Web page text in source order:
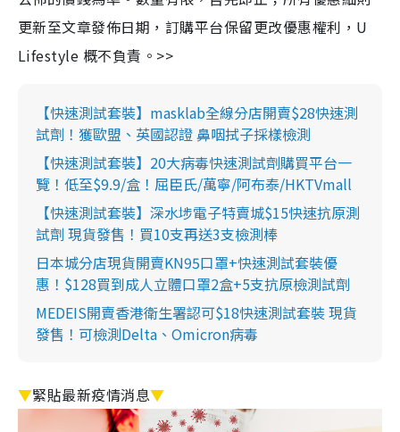
更新至文章發佈日期，訂購平台保留更改優惠權利，U
Lifestyle 概不負責。>>
【快速測試套裝】masklab全線分店開賣$28快速測
試劑！獲歐盟、英國認證 鼻咽拭子採樣檢測
【快速測試套裝】20大病毒快速測試劑購買平台一
覽！低至$9.9/盒！屈臣氏/萬寧/阿布泰/HKTVmall
【快速測試套裝】深水埗電子特賣城$15快速抗原測
試劑 現貨發售！買10支再送3支檢測棒
日本城分店現貨開賣KN95口罩+快速測試套裝優
惠！$128買到成人立體口罩2盒+5支抗原檢測試劑
MEDEIS開賣香港衛生署認可$18快速測試套裝 現貨
發售！可檢測Delta、Omicron病毒
▼緊貼最新疫情消息▼